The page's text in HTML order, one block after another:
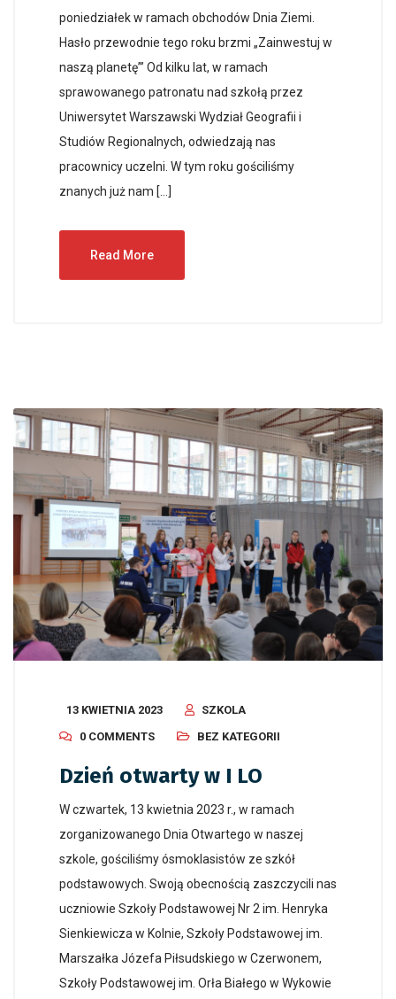
poniedziałek w ramach obchodów Dnia Ziemi.
Hasło przewodnie tego roku brzmi „Zainwestuj w
naszą planetę”’ Od kilku lat, w ramach
sprawowanego patronatu nad szkołą przez
Uniwersytet Warszawski Wydział Geografii i
Studiów Regionalnych, odwiedzają nas
pracownicy uczelni. W tym roku gościliśmy
znanych już nam […]
Read More
13 KWIETNIA 2023
SZKOLA
0 COMMENTS
BEZ KATEGORII
Dzień otwarty w I LO
W czwartek, 13 kwietnia 2023 r., w ramach
zorganizowanego Dnia Otwartego w naszej
szkole, gościliśmy ósmoklasistów ze szkół
podstawowych. Swoją obecnością zaszczycili nas
uczniowie Szkoły Podstawowej Nr 2 im. Henryka
Sienkiewicza w Kolnie, Szkoły Podstawowej im.
Marszałka Józefa Piłsudskiego w Czerwonem,
Szkoły Podstawowej im. Orła Białego w Wykowie